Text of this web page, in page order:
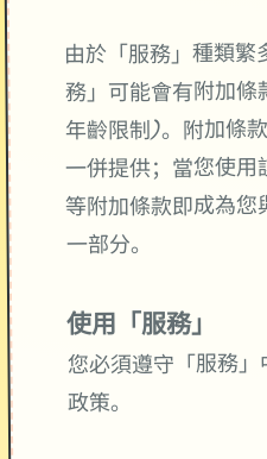
由於「服務」種類
務」可能會有附加
年齡限制)。附加條
一併提供；當您使
等附加條款即成為
一部分。
使用「服務」
您必須遵守「服務
政策。